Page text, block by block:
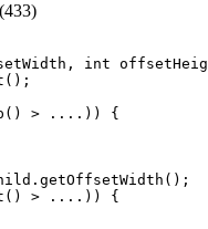
int
> ....)) {
> ....)) {